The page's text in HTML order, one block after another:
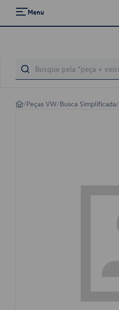
Menu
/Peças VW/Busca Simplificada/